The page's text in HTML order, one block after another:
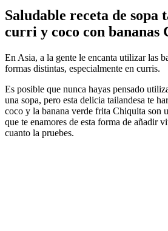
Saludable receta de sopa
curri y coco con bananas
En Asia, a la gente le encanta utilizar las
formas distintas, especialmente en curris.
Es posible que nunca hayas pensado
una sopa, pero esta delicia tailandesa te
coco y la banana verde frita Chiquita son
que te enamores de esta forma de añadir
cuanto la pruebes.